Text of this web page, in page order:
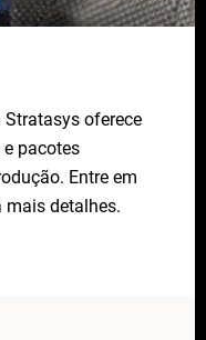
oferece
pacotes
Entre em
mais detalhes.